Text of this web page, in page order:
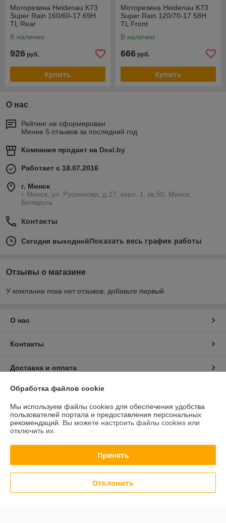
Моторезина Heidenau K73
Super Rain 160/60-17 69H
TL Rear
В наличии
926 руб.
Купить
Моторезина Heidenau K73
Super Rain 120/70-17 58H
TL Front
В наличии
666 руб.
Купить
О нас
Рейтинг не сформирован
Менее 5 отзывов за последний год
Компания продает на Deal.by
Работает с 18.07.2016
г. Минск
г. Минск, ул. Русиянова, д.27, корп. 1, кв.50, Минск,
Беларусь
Контакты
Сегодня выходнойПоказать весь график работы
Отзывы о магазине
У компании пока нет отзывов, добавьте первый
О нас
Контакты
Доставка и оплата
График работы
Полная версия сайта
Сайт создан на платформе Deal.by
Обработка файлов cookie
Мы используем файлы cookies для обеспечения удобства
пользователей портала и предоставления персональных
рекомендаций. Вы можете настроить файлы cookies или
отключить их.
Принять
Отклонить